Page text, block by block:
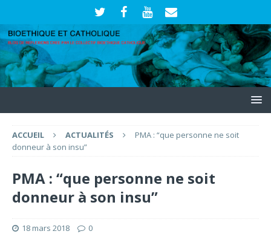
ACCUEIL ACTUALITÉS
PMA : “que personne ne soit
donneur à son insu”
PMA : “que personne ne soit
donneur à son insu”
18 mars 2018 0